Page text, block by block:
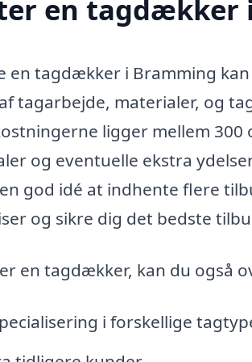
en tagdækker
en tagdækker i Bramming
tagarbejde, materialer, og
ligger mellem
og eventuelle ekstra
god idé at indhente flere
og sikre dig det bedste
en tagdækker, kan du også
i forskellige